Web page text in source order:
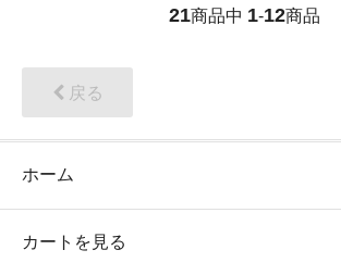
21商品中 1-12商品
戻る
ホーム
カートを見る